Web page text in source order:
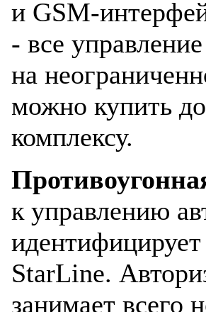
и GSM-
- все
на
можно купить
комплексу.
к управлению
StarLine.
занимает всего